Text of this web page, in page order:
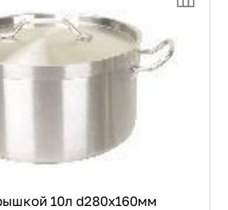
10л d280х160мм